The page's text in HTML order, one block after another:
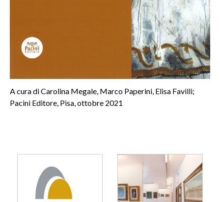
A cura di Carolina Megale, Marco Paperini, Elisa Favilli;
Pacini Editore, Pisa, ottobre 2021